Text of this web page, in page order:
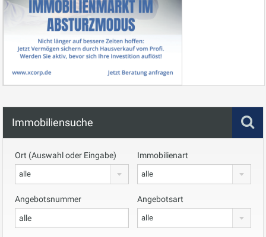
Immobiliensuche
Ort (Auswahl oder Eingabe)
alle
Immobilienart
alle
Angebotsnummer Angebotsart
alle